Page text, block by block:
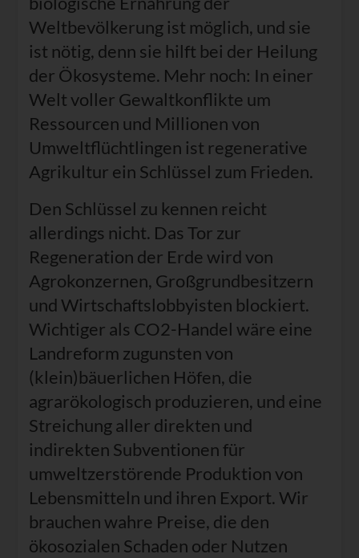
Weltbevölkerung ist möglich, und sie
ist nötig, denn sie hilft bei der Heilung
der Ökosysteme. Mehr noch: In einer
Welt voller Gewaltkonflikte um
Ressourcen und Millionen von
Umweltflüchtlingen ist regenerative
Agrikultur ein Schlüssel zum Frieden.
Den Schlüssel zu kennen reicht
allerdings nicht. Das Tor zur
Regeneration der Erde wird von
Agrokonzernen, Großgrundbesitzern
und Wirtschaftslobbyisten blockiert.
Wichtiger als CO2-Handel wäre eine
Landreform zugunsten von
(klein)bäuerlichen Höfen, die
agrarökologisch produzieren, und eine
Streichung aller direkten und
indirekten Subventionen für
umweltzerstörende Produktion von
Lebensmitteln und ihren Export. Wir
brauchen wahre Preise, die den
ökosozialen Schaden oder Nutzen